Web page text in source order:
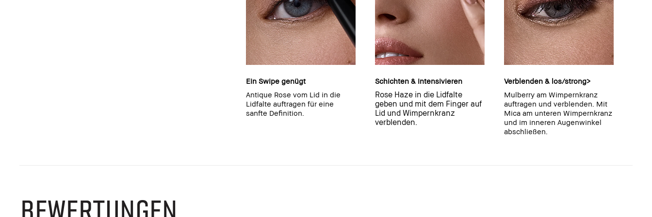
Ein Swipe genügt
Antique Rose vom Lid in die
Lidfalte auftragen für eine
sanfte Definition.
Schichten & intensivieren
Rose Haze in die Lidfalte
geben und mit dem Finger auf
Lid und Wimpernkranz
verblenden.
Verblenden & los/strong>
Mulberry am Wimpernkranz
auftragen und verblenden. Mit
Mica am unteren Wimpernkranz
und im inneren Augenwinkel
abschließen.
BEWERTUNGEN